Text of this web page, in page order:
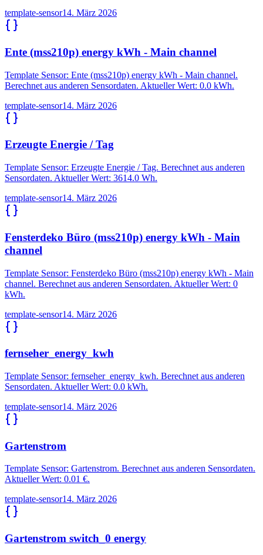
template-sensor14. März 2026
Ente (mss210p) energy kWh - Main channel
Template Sensor: Ente (mss210p) energy kWh - Main channel.
Berechnet aus anderen Sensordaten. Aktueller Wert: 0.0 kWh.
template-sensor14. März 2026
Erzeugte Energie / Tag
Template Sensor: Erzeugte Energie / Tag. Berechnet aus anderen
Sensordaten. Aktueller Wert: 3614.0 Wh.
template-sensor14. März 2026
Fensterdeko Büro (mss210p) energy kWh - Main
channel
Template Sensor: Fensterdeko Büro (mss210p) energy kWh - Main
channel. Berechnet aus anderen Sensordaten. Aktueller Wert: 0
kWh.
template-sensor14. März 2026
fernseher_energy_kwh
Template Sensor: fernseher_energy_kwh. Berechnet aus anderen
Sensordaten. Aktueller Wert: 0.0 kWh.
template-sensor14. März 2026
Gartenstrom
Template Sensor: Gartenstrom. Berechnet aus anderen Sensordaten.
Aktueller Wert: 0.01 €.
template-sensor14. März 2026
Gartenstrom switch_0 energy